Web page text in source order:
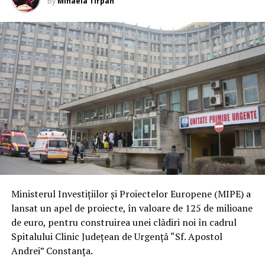
Ministerul Investiţiilor şi Proiectelor Europene (MIPE) a
lansat un apel de proiecte, în valoare de 125 de milioane
de euro, pentru construirea unei clădiri noi în cadrul
Spitalului Clinic Judeţean de Urgenţă “Sf. Apostol
Andrei” Constanţa.